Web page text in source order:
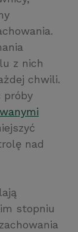
z nich
chwili.
próby
nad
stopniu